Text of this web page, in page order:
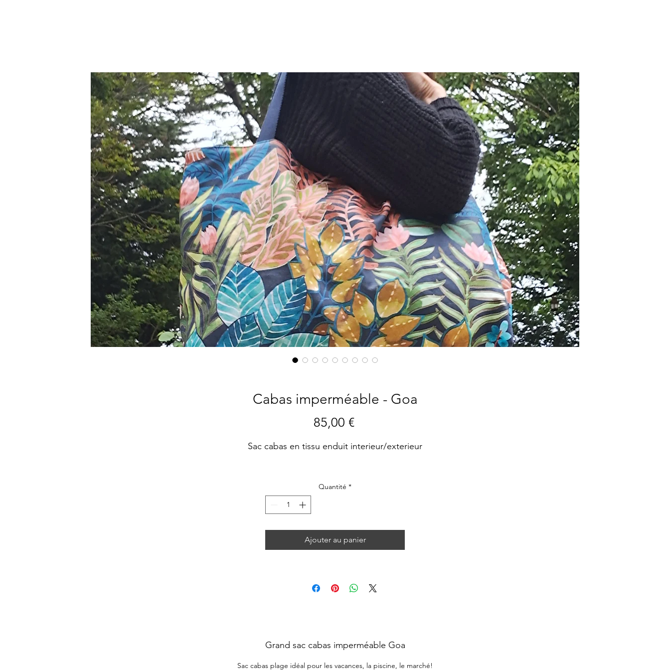
Cabas imperméable - Goa
85,00 €Prix
Sac cabas en tissu enduit interieur/exterieur
Quantité *
Ajouter au panier
Grand sac cabas imperméable Goa
Sac cabas plage idéal pour les vacances, la piscine, le marché!